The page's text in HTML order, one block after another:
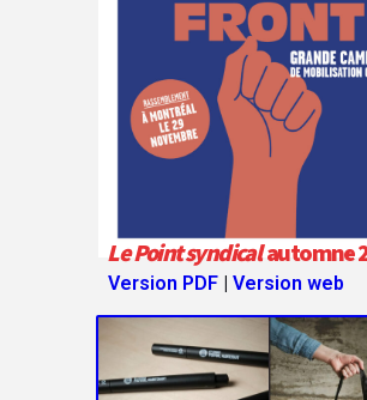
Le Point syndicalautomne
Version PDF |Version web